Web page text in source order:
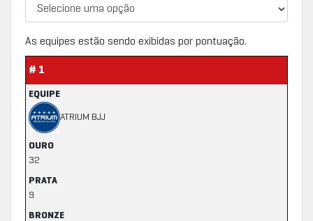
As equipes estão sendo exibidas por pontuação.
# 1
EQUIPE
ATRIUM BJJ
OURO
32
PRATA
9
BRONZE